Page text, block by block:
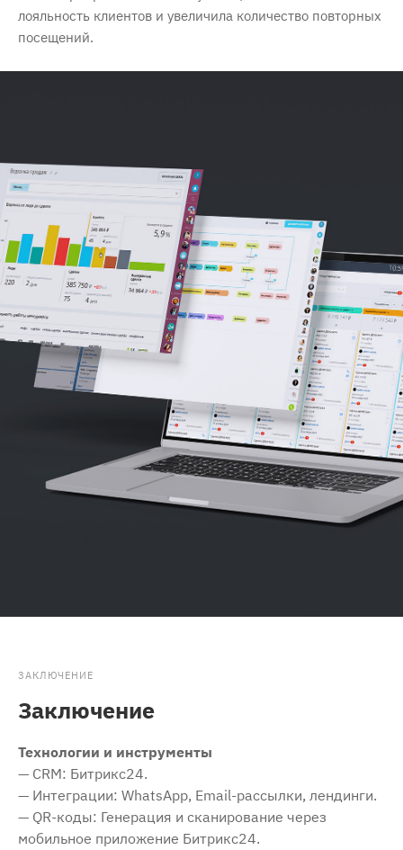
лояльность клиентов и увеличила количество повторных
посещений.
ЗАКЛЮЧЕНИЕ
Заключение
Технологии и инструменты
— CRM: Битрикс24.
— Интеграции: WhatsApp, Email-рассылки, лендинги.
— QR-коды: Генерация и сканирование через
мобильное приложение Битрикс24.